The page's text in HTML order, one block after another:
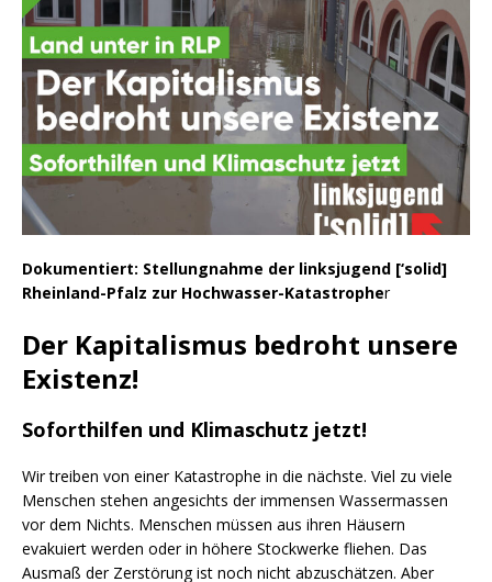
Dokumentiert: Stellungnahme der linksjugend [‘solid]
Rheinland-Pfalz zur Hochwasser-Katastropher
Der Kapitalismus bedroht unsere
Existenz!
Soforthilfen und Klimaschutz jetzt!
Wir treiben von einer Katastrophe in die nächste. Viel zu viele
Menschen stehen angesichts der immensen Wassermassen
vor dem Nichts. Menschen müssen aus ihren Häusern
evakuiert werden oder in höhere Stockwerke fliehen. Das
Ausmaß der Zerstörung ist noch nicht abzuschätzen. Aber